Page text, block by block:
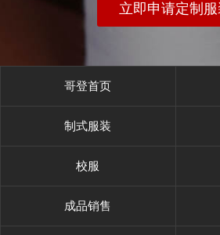
立即申请定制服
哥登首页
制式服装
校服
成品销售